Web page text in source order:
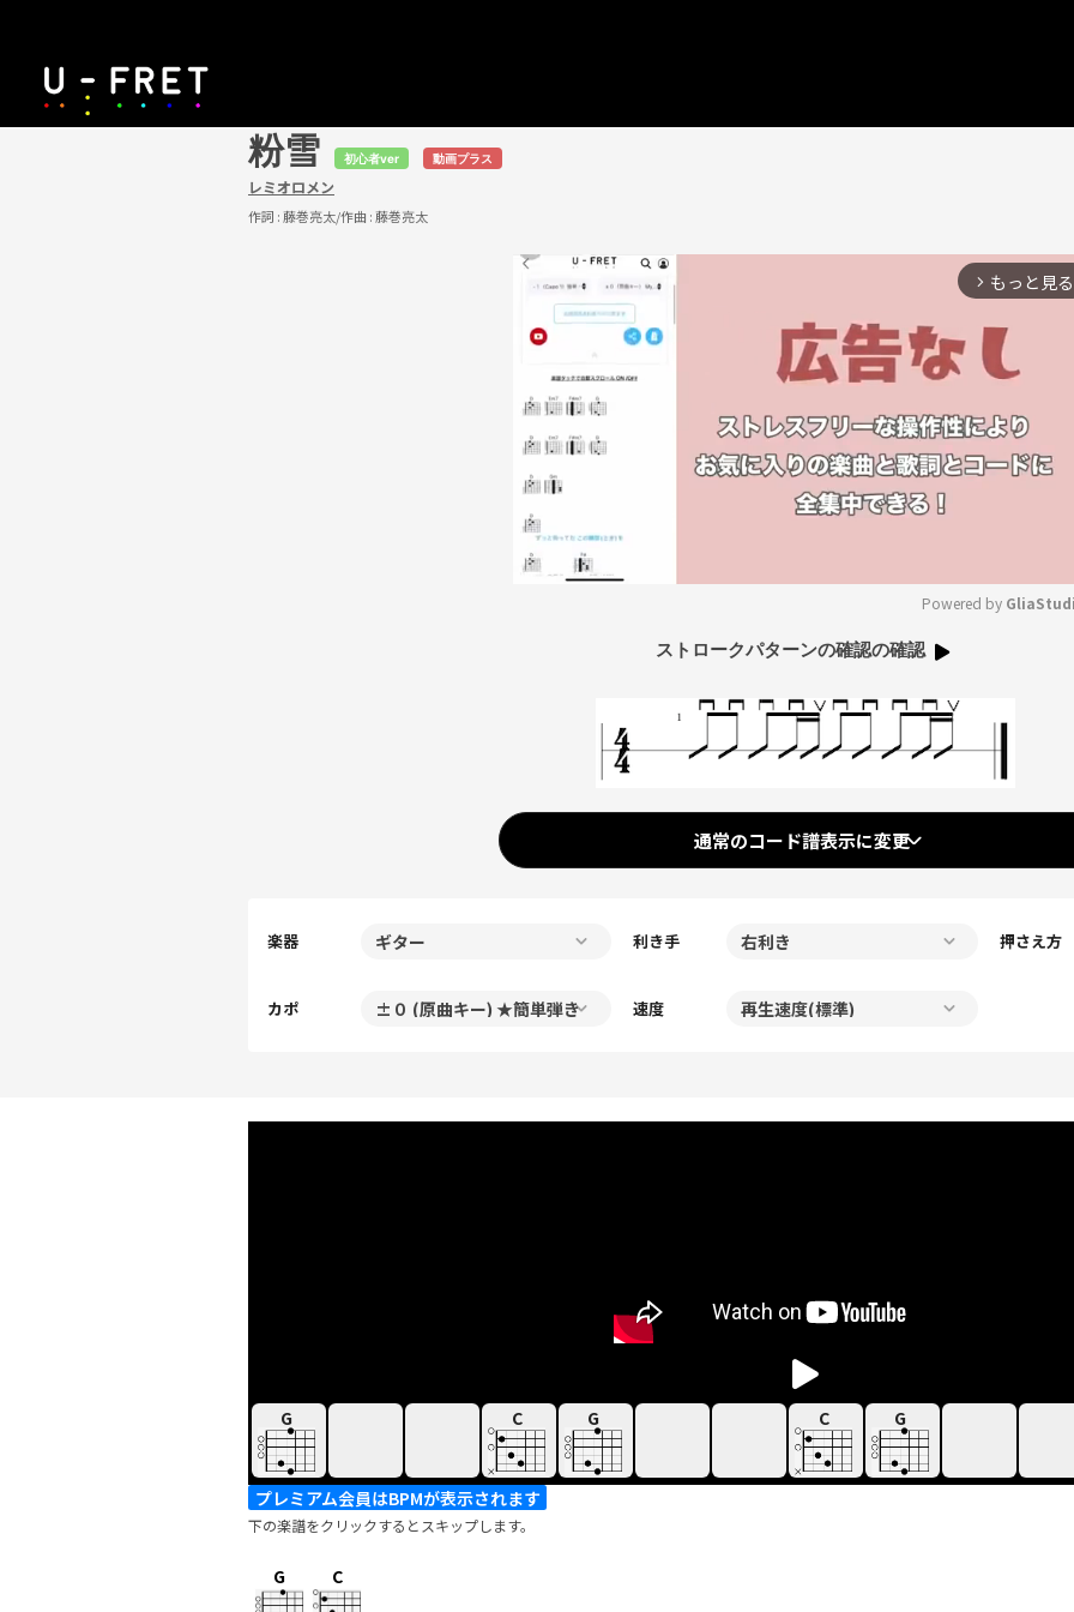
粉雪 初心者ver 動画プラス
レミオロメン
作詞 :藤巻亮太/作曲 :藤巻亮太
arrow_forward_ios もっと見る
Powered by
ストロークパターンの確認の確認
通常のコード譜表示に変更
楽器 利き手 押さえ方
カポ 速度
G C G C G
プレミアム会員はBPMが表示されます
下の楽譜をクリックするとスキップします。
G C